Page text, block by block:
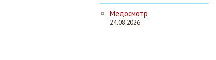
Медосмотр
24.08.2026